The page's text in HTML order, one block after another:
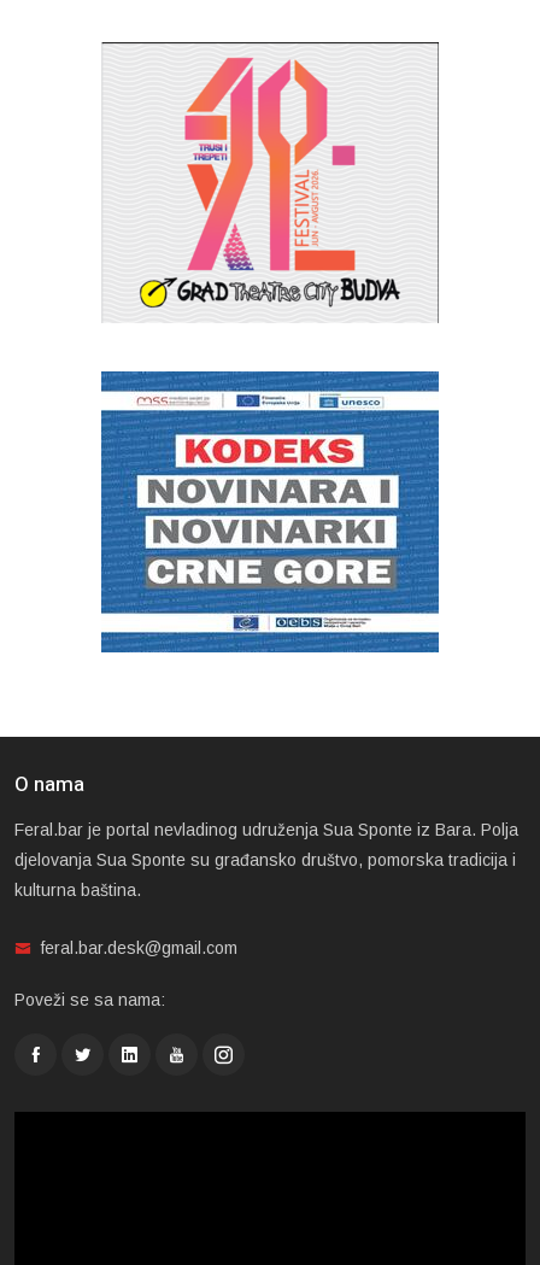
O nama
Feral.bar je portal nevladinog udruženja Sua Sponte iz Bara. Polja
djelovanja Sua Sponte su građansko društvo, pomorska tradicija i
kulturna baština.
feral.bar.desk@gmail.com
Poveži se sa nama: